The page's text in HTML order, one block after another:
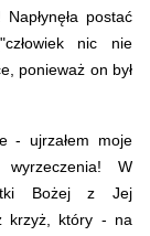
postać
nic nie
ponieważ on był
ujrzałem moje
W
Bożej z Jej
krzyż, który - na